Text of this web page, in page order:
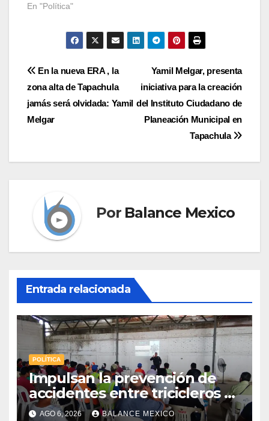
En "Política"
Navegación
de
entradas
Yamil Melgar, presenta
iniciativa para la creación
del Instituto Ciudadano de
Planeación Municipal en
Tapachula
En la nueva ERA , la
zona alta de Tapachula
jamás será olvidada: Yamil
Melgar
Por Balance Mexico
Entrada relacionada
POLÍTICA
Impulsan la prevención de
accidentes entre tricicleros y
mototriciclistas de Tapachula
AGO 6, 2026 BALANCE MEXICO